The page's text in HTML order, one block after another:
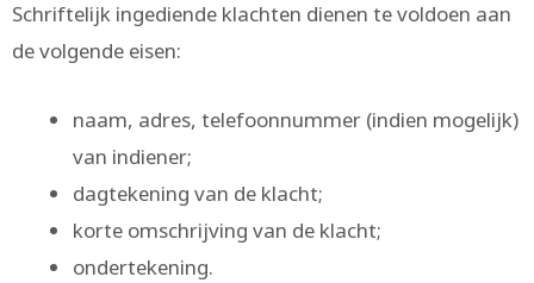
Schriftelijk ingediende klachten dienen te voldoen aan
de volgende eisen:
naam, adres, telefoonnummer (indien mogelijk)
van indiener;
dagtekening van de klacht;
korte omschrijving van de klacht;
ondertekening.